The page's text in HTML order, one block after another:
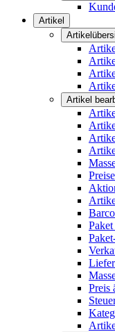
Artikel
Artikel
Preis